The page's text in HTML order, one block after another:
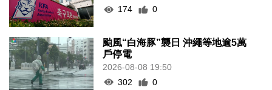
174
0
颱風“白海豚”襲日 沖繩等地逾5萬
戶停電
2026-08-08 19:50
302
0